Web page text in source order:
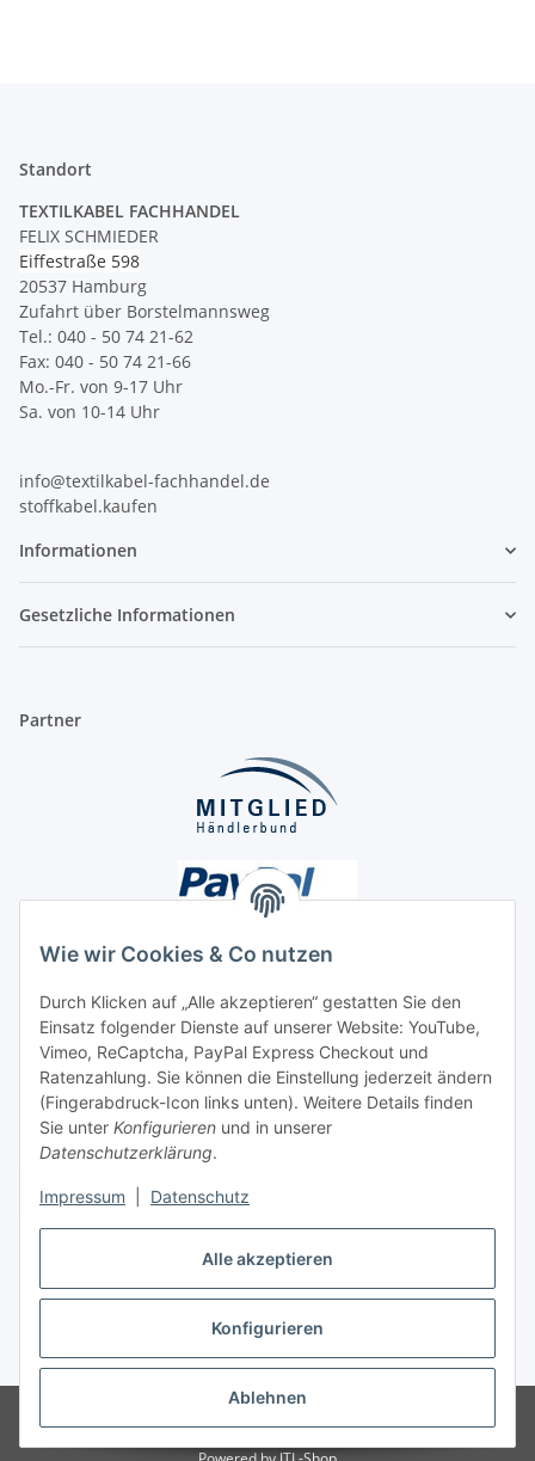
Alle akzeptieren
Konfigurieren
Ablehnen
Wie wir Cookies & Co nutzen
Durch Klicken auf „Alle akzeptieren“ gestatten Sie den
Einsatz folgender Dienste auf unserer Website: YouTube,
Vimeo, ReCaptcha, PayPal Express Checkout und
Ratenzahlung. Sie können die Einstellung jederzeit ändern
(Fingerabdruck-Icon links unten). Weitere Details finden
Sie unter Konfigurieren und in unserer
Datenschutzerklärung.
Impressum Datenschutz
Standort
TEXTILKABEL FACHHANDEL
FELIX SCHMIEDER
Eiffestraße 598
20537 Hamburg
Zufahrt über Borstelmannsweg
Tel.: 040 - 50 74 21-62
Fax: 040 - 50 74 21-66
Mo.-Fr. von 9-17 Uhr
Sa. von 10-14 Uhr
info@textilkabel-fachhandel.de
stoffkabel.kaufen
Informationen
Gesetzliche Informationen
Partner
Unsere Seiten
Social Media
Vertrag widerrufen
* Alle Preise inkl. gesetzlicher USt., ** siehe Lieferbedingungen, zzgl.
Versand